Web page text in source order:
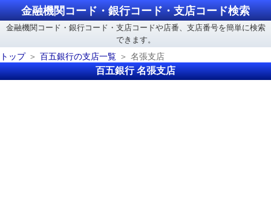
金融機関コード・銀行コード・支店コード検索
金融機関コード・銀行コード・支店コードや店番、支店番号を簡単に検索
できます。
トップ
百五銀行の支店一覧 名張支店
百五銀行 名張支店